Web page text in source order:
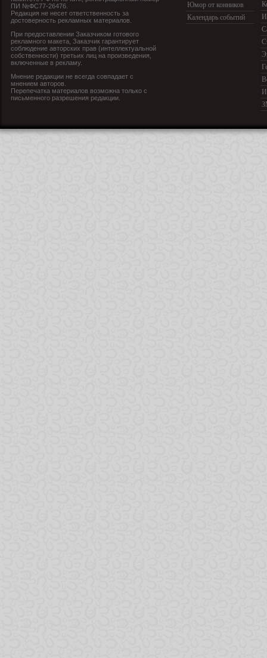
ПИ №ФС77-26476.
Редакция не несет ответственность за
достоверность рекламных материалов.
При предоставлении Заказчиком готового
рекламного макета, Заказчик гарантирует
соблюдение авторских прав (интеллектуальной
собственности) третьих лиц на произведения,
включенные в рекламу.
Мнение редакции не всегда совпадает с
мнением авторов.
Перепечатка материалов возможна только с
письменного разрешения редакции.
Юмор от конников
Календарь событий